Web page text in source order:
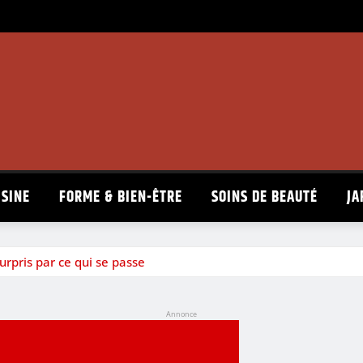
FORME & BIEN-ÊTRE SOINS DE BEAUTÉ
par ce qui se passe
Annonce